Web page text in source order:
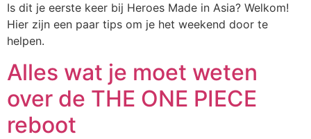
Is dit je eerste keer bij Heroes Made in Asia? Welkom!
Hier zijn een paar tips om je het weekend door te
helpen.
Alles wat je moet weten
over de THE ONE PIECE
reboot